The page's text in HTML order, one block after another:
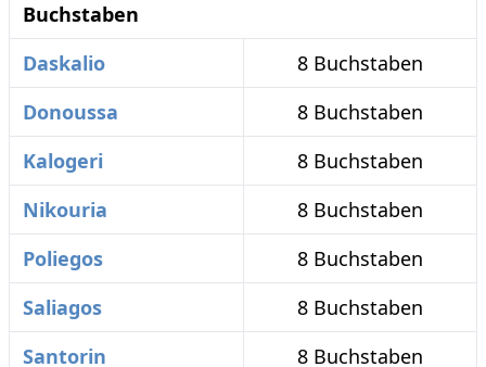
Buchstaben
Daskalio
8 Buchstaben
Donoussa
8 Buchstaben
Kalogeri
8 Buchstaben
Nikouria
8 Buchstaben
Poliegos
8 Buchstaben
Saliagos
8 Buchstaben
Santorin
8 Buchstaben